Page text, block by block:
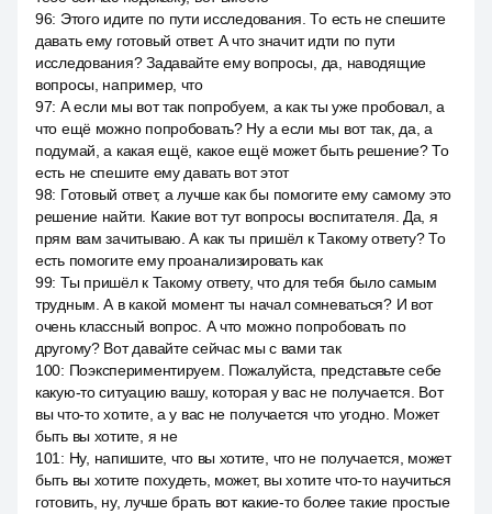
96: Этого идите по пути исследования. То есть не спешите
давать ему готовый ответ. А что значит идти по пути
исследования? Задавайте ему вопросы, да, наводящие
вопросы, например, что
97: А если мы вот так попробуем, а как ты уже пробовал, а
что ещё можно попробовать? Ну а если мы вот так, да, а
подумай, а какая ещё, какое ещё может быть решение? То
есть не спешите ему давать вот этот
98: Готовый ответ, а лучше как бы помогите ему самому это
решение найти. Какие вот тут вопросы воспитателя. Да, я
прям вам зачитываю. А как ты пришёл к Такому ответу? То
есть помогите ему проанализировать как
99: Ты пришёл к Такому ответу, что для тебя было самым
трудным. А в какой момент ты начал сомневаться? И вот
очень классный вопрос. А что можно попробовать по
другому? Вот давайте сейчас мы с вами так
100: Поэкспериментируем. Пожалуйста, представьте себе
какую-то ситуацию вашу, которая у вас не получается. Вот
вы что-то хотите, а у вас не получается что угодно. Может
быть вы хотите, я не
101 : Ну, напишите, что вы хотите, что не получается, может
быть вы хотите похудеть, может, вы хотите что-то научиться
готовить, ну, лучше брать вот какие-то более такие простые